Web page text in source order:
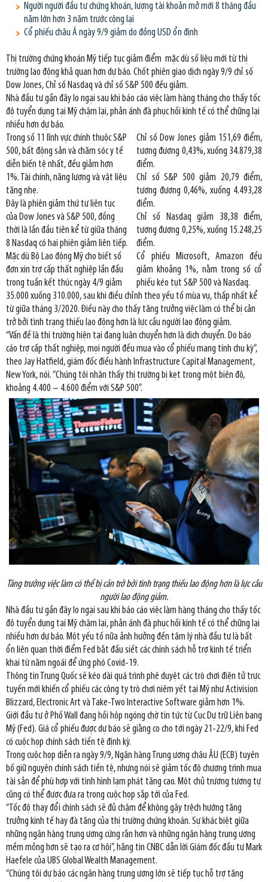
Người người đầu tư chứng khoán, lượng tài khoản mở mới 8 tháng đầu
năm lớn hơn 3 năm trước cộng lại
Cổ phiếu châu Á ngày 9/9 giảm do đồng USD ổn định
Thị trường chứng khoán Mỹ tiếp tục giảm điểm mặc dù số liệu mới từ thị
trường lao động khả quan hơn dự báo. Chốt phiên giao dịch ngày 9/9 chỉ số
Dow Jones, Chỉ số Nasdaq và chỉ số S&P 500 đều giảm.
Nhà đầu tư gần đây lo ngại sau khi báo cáo việc làm hàng tháng cho thấy tốc
độ tuyển dụng tại Mỹ chậm lại, phản ánh đà phục hồi kinh tế có thể chững lại
nhiều hơn dự báo.
Chỉ số Dow Jones giảm 151,69 điểm,
tương đương 0,43%, xuống 34.879,38
điểm.
Chỉ số S&P 500 giảm 20,79 điểm,
tương đương 0,46%, xuống 4.493,28
điểm.
Chỉ số Nasdaq giảm 38,38 điểm,
tương đương 0,25%, xuống 15.248,25
điểm.
Cổ phiếu Microsoft, Amazon đều
giảm khoảng 1%, nằm trong số cổ
phiếu kéo tụt S&P 500 và Nasdaq.
Trong số 11 lĩnh vực chính thuộc S&P
500, bất động sản và chăm sóc y tế
diễn biến tệ nhất, đều giảm hơn
1%. Tài chính, năng lượng và vật liệu
tăng nhẹ.
Đây là phiên giảm thứ tư liên tục
của Dow Jones và S&P 500, đồng
thời là lần đầu tiên kể từ giữa tháng
8 Nasdaq có hai phiên giảm liên tiếp.
Mặc dù Bộ Lao động Mỹ cho biết số
đơn xin trợ cấp thất nghiệp lần đầu
trong tuần kết thúc ngày 4/9 giảm
35.000 xuống 310.000, sau khi điều chỉnh theo yếu tố mùa vụ, thấp nhất kể
từ giữa tháng 3/2020. Điều này cho thấy tăng trưởng việc làm có thể bị cản
trở bởi tình trạng thiếu lao động hơn là lực cầu người lao động giảm.
“Vấn đề là thị trường hiện tại đang luân chuyển hơn là dịch chuyển. Do báo
cáo trợ cấp thất nghiệp, mọi người đều mua vào cổ phiếu mang tính chu kỳ”,
theo Jay Hatfield, giám đốc điều hành Infrastructure Capital Management,
New York, nói. “Chúng tôi nhận thấy thị trường bị kẹt trong một biên độ,
khoảng 4.400 – 4.600 điểm với S&P 500”.
Tăng trưởng việc làm có thể bị cản trở bởi tình trạng thiếu lao động hơn là lực cầu
người lao động giảm.
Nhà đầu tư gần đây lo ngại sau khi báo cáo việc làm hàng tháng cho thấy tốc
độ tuyển dụng tại Mỹ chậm lại, phản ánh đà phục hồi kinh tế có thể chững lại
nhiều hơn dự báo. Một yếu tố nữa ảnh hưởng đến tâm lý nhà đầu tư là bất
ổn liên quan thời điểm Fed bắt đầu siết các chính sách hỗ trợ kinh tế triển
khai từ năm ngoái để ứng phó Covid-19.
Thông tin Trung Quốc sẽ kéo dài quá trình phê duyệt các trò chơi điện tử trực
tuyến mới khiến cổ phiếu các công ty trò chơi niêm yết tại Mỹ như Activision
Blizzard, Electronic Art và Take-Two Interactive Software giảm hơn 1%.
Giới đầu tư ở Phố Wall đang hồi hộp ngóng chờ tin tức từ Cục Dự trữ Liên bang
Mỹ (Fed). Giá cổ phiếu được dự báo sẽ giằng co cho tới ngày 21-22/9, khi Fed
có cuộc họp chính sách tiền tệ định kỳ.
Trong cuộc họp diễn ra ngày 9/9, Ngân hàng Trung ương châu ÂU (ECB) tuyên
bố giữ nguyên chính sách tiền tệ, nhưng nói sẽ giảm tốc độ chương trình mua
tài sản để phù hợp với tình hình lạm phát tăng cao. Một chủ trương tương tự
cũng có thể được đưa ra trong cuộc họp sắp tới của Fed.
“Tốc độ thay đổi chính sách sẽ đủ chậm để không gây trệch hướng tăng
trưởng kinh tế hay đà tăng của thị trường chứng khoán. Sự khác biệt giữa
những ngân hàng trung ương cứng rắn hơn và những ngân hàng trung ương
mềm mỏng hơn sẽ tạo ra cơ hội”, hãng tin CNBC dẫn lời Giám đốc đầu tư Mark
Haefele của UBS Global Wealth Management.
“Chúng tôi dự báo các ngân hàng trung ương lớn sẽ tiếp tục hỗ trợ tăng